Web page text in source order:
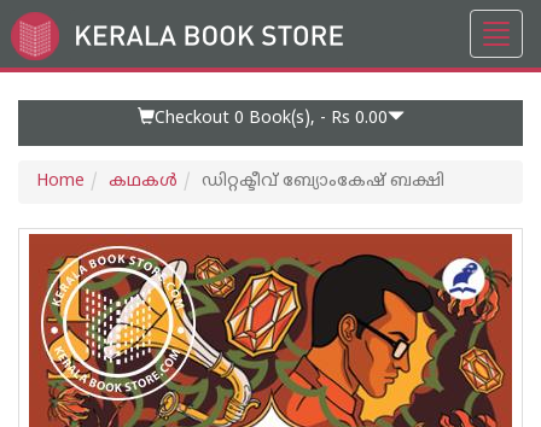
Go
to
Checkout 0 Book(s), - Rs 0.00
Home കഥകള്‍ ഡിറ്റക്ടീവ് ബ്യോംകേഷ് ബക്ഷി